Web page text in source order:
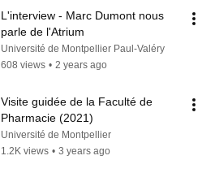
L'interview - Marc Dumont nous
parle de l'Atrium
Université de Montpellier Paul-Valéry
608 views • 2 years ago
Visite guidée de la Faculté de
Pharmacie (2021)
Université de Montpellier
1.2K views • 3 years ago